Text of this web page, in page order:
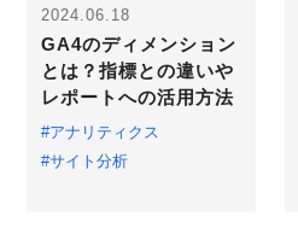
2024.06.18
GA4のディメンション
とは？指標との違いや
レポートへの活用方法
#アナリティクス
#サイト分析